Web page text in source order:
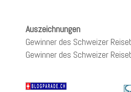
Auszeichnungen
Gewinner des Schweizer
Gewinner des Schweizer